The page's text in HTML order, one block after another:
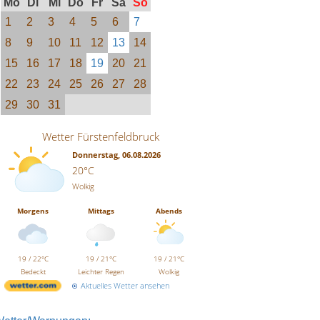
Mo Di Mi Do Fr Sa So
1
2 3 4 5 6
7
8
9 10 11 12 13
14
15
16 17 18 19 20
21
22
23 24 25 26 27
28
29
30 31
Wetter Fürstenfeldbruck
Donnerstag, 06.08.2026
20°C
Wolkig
Morgens
19 / 22°C
Bedeckt
Mittags
19 / 21°C
Leichter Regen
Abends
19 / 21°C
Wolkig
Aktuelles Wetter ansehen